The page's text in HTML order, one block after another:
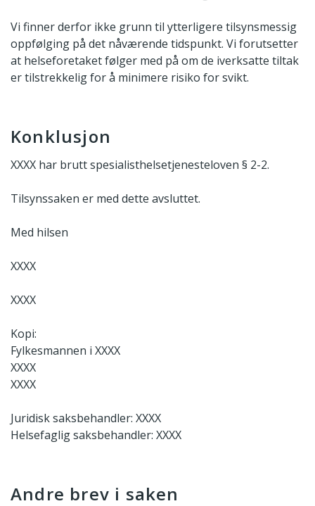
Vi finner derfor ikke grunn til ytterligere tilsynsmessig
oppfølging på det nåværende tidspunkt. Vi forutsetter
at helseforetaket følger med på om de iverksatte tiltak
er tilstrekkelig for å minimere risiko for svikt.
Konklusjon
XXXX har brutt spesialisthelsetjenesteloven § 2-2.
Tilsynssaken er med dette avsluttet.
Med hilsen
XXXX
XXXX
Kopi:
Fylkesmannen i XXXX
XXXX
XXXX
Juridisk saksbehandler: XXXX
Helsefaglig saksbehandler: XXXX
Andre brev i saken